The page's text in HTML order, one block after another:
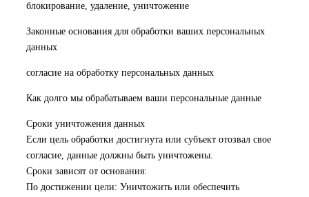
блокирование, удаление, уничтожение
Законные основания для обработки ваших персональных
данных
согласие на обработку персональных данных
Как долго мы обрабатываем ваши персональные данные
Сроки уничтожения данных
Если цель обработки достигнута или субъект отозвал свое
согласие, данные должны быть уничтожены.
Сроки зависят от основания:
По достижении цели: Уничтожить или обеспечить